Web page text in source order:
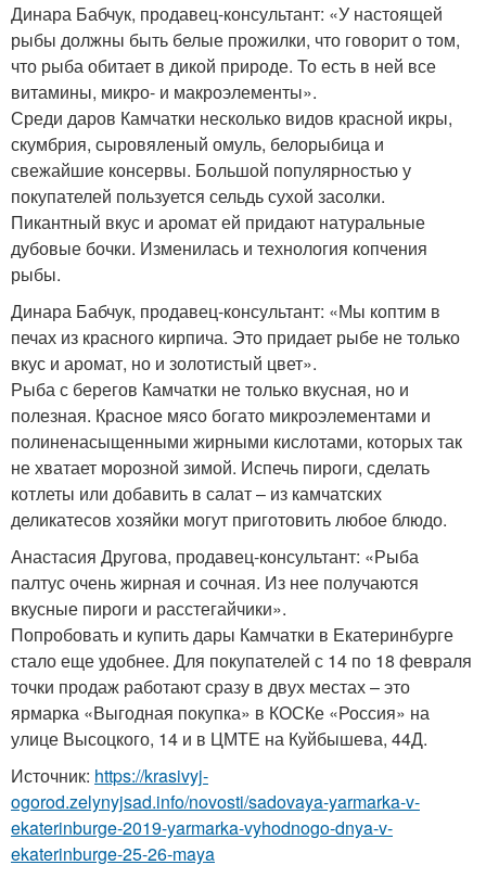
Динара Бабчук, продавец-консультант: «У настоящей
рыбы должны быть белые прожилки, что говорит о том,
что рыба обитает в дикой природе. То есть в ней все
витамины, микро- и макроэлементы».
Среди даров Камчатки несколько видов красной икры,
скумбрия, сыровяленый омуль, белорыбица и
свежайшие консервы. Большой популярностью у
покупателей пользуется сельдь сухой засолки.
Пикантный вкус и аромат ей придают натуральные
дубовые бочки. Изменилась и технология копчения
рыбы.
Динара Бабчук, продавец-консультант: «Мы коптим в
печах из красного кирпича. Это придает рыбе не только
вкус и аромат, но и золотистый цвет».
Рыба с берегов Камчатки не только вкусная, но и
полезная. Красное мясо богато микроэлементами и
полиненасыщенными жирными кислотами, которых так
не хватает морозной зимой. Испечь пироги, сделать
котлеты или добавить в салат – из камчатских
деликатесов хозяйки могут приготовить любое блюдо.
Анастасия Другова, продавец-консультант: «Рыба
палтус очень жирная и сочная. Из нее получаются
вкусные пироги и расстегайчики».
Попробовать и купить дары Камчатки в Екатеринбурге
стало еще удобнее. Для покупателей с 14 по 18 февраля
точки продаж работают сразу в двух местах – это
ярмарка «Выгодная покупка» в КОСКе «Россия» на
улице Высоцкого, 14 и в ЦМТЕ на Куйбышева, 44Д.
Источник: https://krasivyj-
ogorod.zelynyjsad.info/novosti/sadovaya-yarmarka-v-
ekaterinburge-2019-yarmarka-vyhodnogo-dnya-v-
ekaterinburge-25-26-maya